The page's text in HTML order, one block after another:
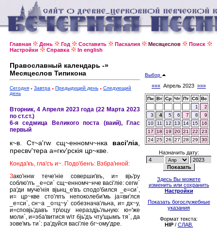
Главная День Год Составить Пасхалия Месяцеслов
Поиск
Настройки
Справка In english
Православный календарь -»
Месяцеслов Типикона
Сегодня Завтра Предыдущий день
Следующий
день
Вторник, 4 Апреля 2023 года (22 Марта 2023
по ст.ст.)
6-я седмица Великого поста (ваий), Глас
первый
к~в. Ст~а'гw сщ~енномч~нка васi'лiа
пресвv'тера а=гкv'рскiя цр~кве.
Конда'къ, гла'съ и~. Подо'бенъ: Взбра'нной:
Зако'ннw тече'нiе соверши'въ, и= вjь'ру
соблю'лъ _е=си` сщ~енномч~нче васi'лiе: сегw`
ра'ди муче'нiя вjьнц_е'въ сподо'бился _е=си`,
и= цр~кве сто'лпъ непоколеби'мь jа=ви'лся
_е=си`, сн~а _о=ц~у` собезнача'льна, и= дх~у,
и=сповjь'давъ тр\оцу нераздjь'льную: ю='же
моли`, и=зба'витися w\т бjь'дъ чту'щымъ тя`, да
зове'мъ ти`: ра'дуйся васi'лiе бг~ому'дре.
Выбор
««« Апрель 2023 »»»
Пн Вт Ср Чт Пт Сб Вс
1
2
3
4 5 6 7 8
9
10
11 12 13 14 15
16
17
18 19 20 21 22
23
24 25 26 27 28 29 30
Назначить дату:
Здесь Вы можете
изменить или сохранить
Настройки
Показать богослужебные
указания
Формат текста:
HIP/ СЛАВ.